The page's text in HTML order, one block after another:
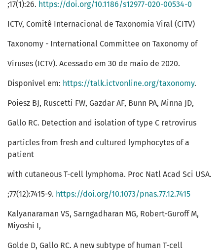
;17(1):26. https://doi.org/10.1186/s12977-020-00534-0
ICTV, Comitê Internacional de Taxonomia Viral (CITV)
Taxonomy - International Committee on Taxonomy of
Viruses (ICTV). Acessado em 30 de maio de 2020.
Disponível em: https://talk.ictvonline.org/taxonomy.
Poiesz BJ, Ruscetti FW, Gazdar AF, Bunn PA, Minna JD,
Gallo RC. Detection and isolation of type C retrovirus
particles from fresh and cultured lymphocytes of a
patient
with cutaneous T-cell lymphoma. Proc Natl Acad Sci USA.
;77(12):7415-9. https://doi.org/10.1073/pnas.77.12.7415
Kalyanaraman VS, Sarngadharan MG, Robert-Guroff M,
Miyoshi I,
Golde D, Gallo RC. A new subtype of human T-cell